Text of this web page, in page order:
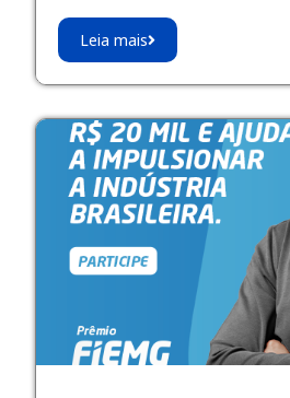
Leia mais